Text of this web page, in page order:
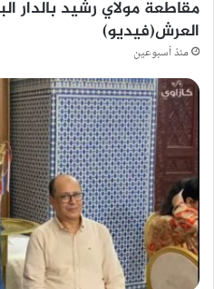
مقاطعة مولاي رشيد بالدار
العرش(فيديو)
منذ أسبوعين